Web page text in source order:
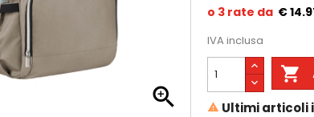

€
IVA inclusa

 Ultimi articoli